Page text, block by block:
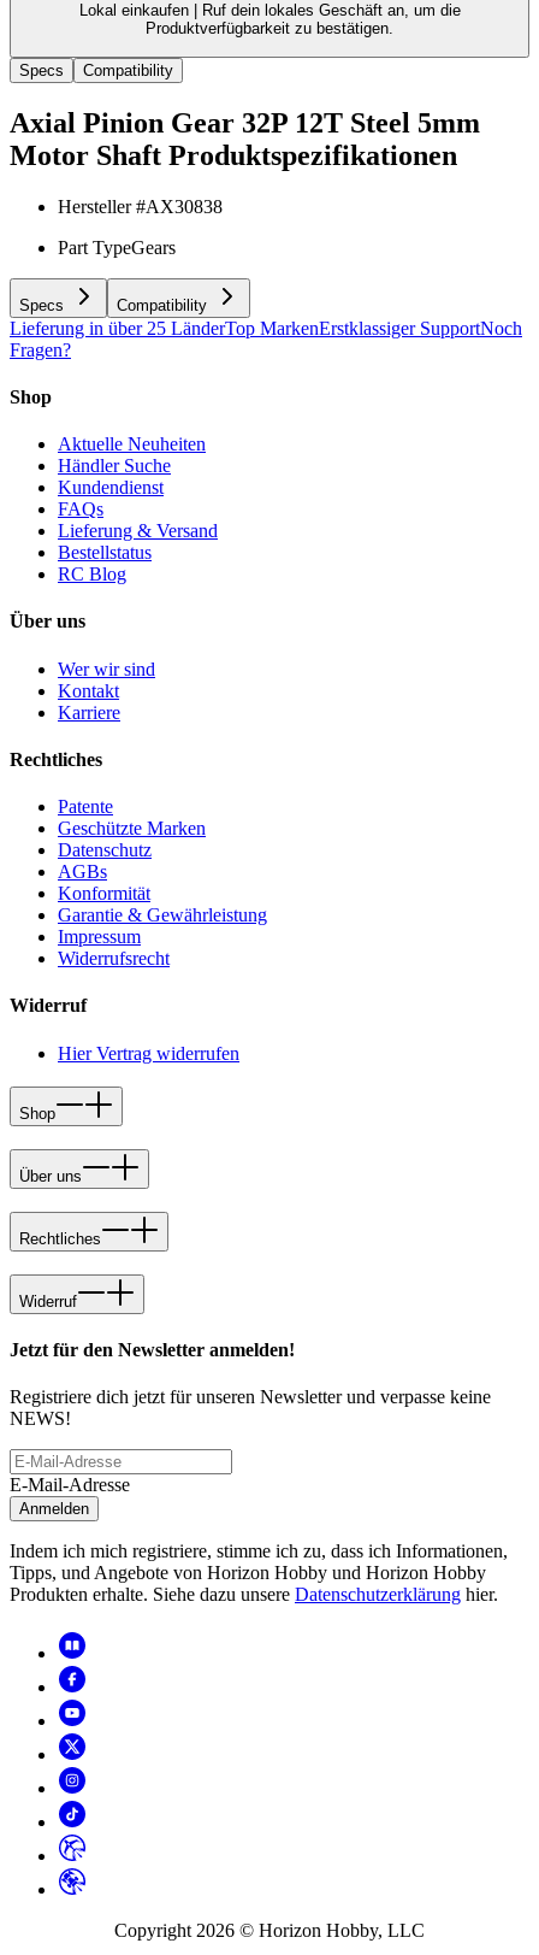
Lokal einkaufen |
Ruf dein lokales Geschäft an, um die
Produktverfügbarkeit zu bestätigen.
Specs Compatibility
Axial Pinion Gear 32P 12T Steel 5mm
Motor Shaft Produktspezifikationen
Hersteller #AX30838
Part TypeGears
Specs Compatibility
Lieferung in über 25 LänderTop MarkenErstklassiger SupportNoch
Fragen?
Shop
Aktuelle Neuheiten
Händler Suche
Kundendienst
FAQs
Lieferung & Versand
Bestellstatus
RC Blog
Über uns
Wer wir sind
Kontakt
Karriere
Rechtliches
Patente
Geschützte Marken
Datenschutz
AGBs
Konformität
Garantie & Gewährleistung
Impressum
Widerrufsrecht
Widerruf
Hier Vertrag widerrufen
Shop
Über uns
Rechtliches
Widerruf
Jetzt für den Newsletter anmelden!
Registriere dich jetzt für unseren Newsletter und verpasse keine
NEWS!
E-Mail-Adresse
Anmelden
Indem ich mich registriere, stimme ich zu, dass ich Informationen,
Tipps, und Angebote von Horizon Hobby und Horizon Hobby
Produkten erhalte. Siehe dazu unsere Datenschutzerklärung hier.
Copyright 2026 © Horizon Hobby, LLC